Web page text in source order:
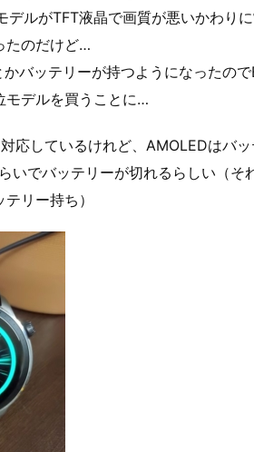
ルがTFT液晶で画質が悪いかわり
たのだけど…
バッテリーが持つようになったの
モデルを買うことに…
応しているけれど、AMOLEDはバ
いでバッテリーが切れるらしい（そ
リー持ち）